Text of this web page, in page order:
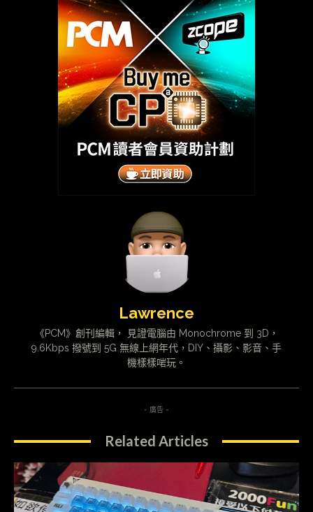
Lawrence
《PCM》創刊編輯， 見證電腦由 Monochrome 到 3D，
9.6Kbps 撥號到 5G 無線上網年代，DIY、攝影、影音、手
機樣樣啱玩。
- 廣告 -
Related Articles